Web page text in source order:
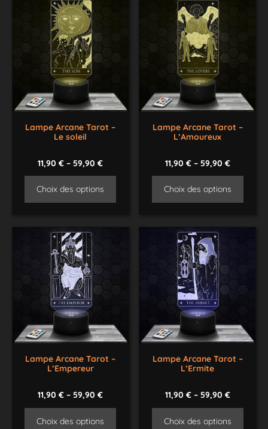
Lampe Arcane Tarot –
Le soleil
11,90€ –59,90€
Choix des options
Lampe Arcane Tarot –
L’Amoureux
11,90 €– 59,90 €
Choix des options
Lampe Arcane Tarot –
L’Empereur
11,90€ –59,90€
Choix des options
Lampe Arcane Tarot –
L’Ermite
11,90 €– 59,90 €
Choix des options